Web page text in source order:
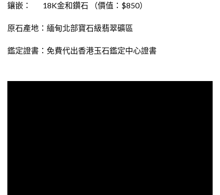
鑲嵌： 18K金和鑽石 （價值：$850）
原石產地：緬甸北部寶石級翡翠礦區
鑑定證書：免費代出香港玉石鑑定中心證書